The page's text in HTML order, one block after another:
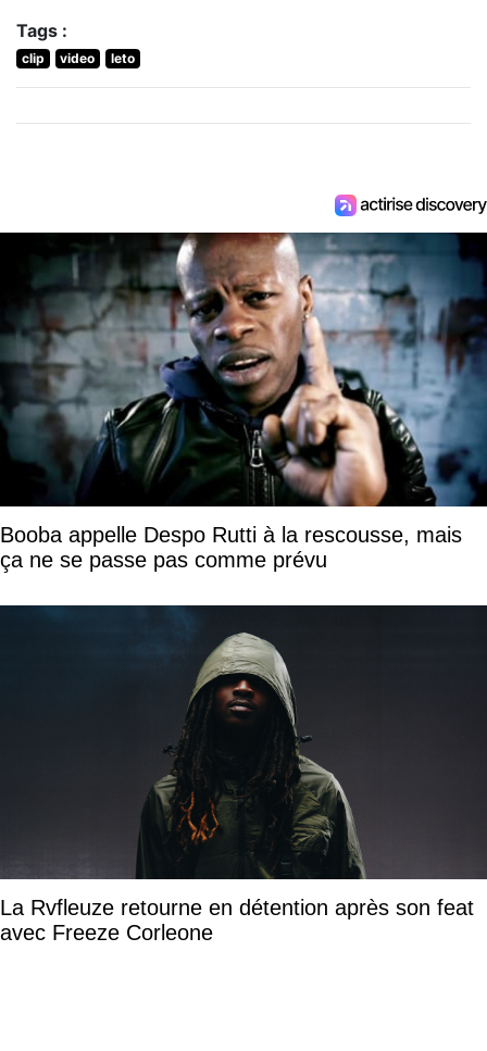
Tags :
clip video leto
Booba appelle Despo Rutti à la rescousse, mais
ça ne se passe pas comme prévu
La Rvfleuze retourne en détention après son feat
avec Freeze Corleone